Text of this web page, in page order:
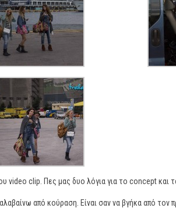
video clip. Πες μας δυο λόγια για το concept και
από κούραση. Είναι σαν να βγήκα από τον